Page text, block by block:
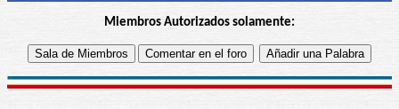
Miembros Autorizados solamente: